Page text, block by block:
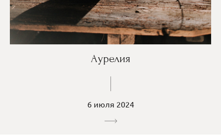
Аурелия
6 июля 2024